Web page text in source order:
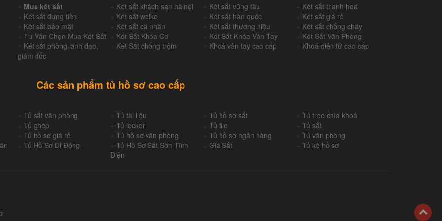
Mua két sắt Két sắt khách sạn hà nội Két sắt vũng tàu
Két sắt thanh hoá
Két sắt đựng tiền Két sắt welko Két sắt hàn quốc
Két sắt giá rẻ
Két sắt bảo mật Két sắt cá nhân Két sắt thương hiệu
Két sắt chống cháy
Tư Vấn Chọn Mua Két Sắt Két Sắt Khóa Cơ Két Sắt Khóa Vân Tay
Két Sắt Văn Phòng
Két sắt phòng lãnh đạo,
giám đốc
Két Sắt chống trộm Khoá vân tay cao cấp Khoá điện tử cao cấp
Các sản phẩm tủ hồ sơ cao cấp
Tủ sắt văn phòng Tủ tài liệu +Tủ hồ sơ sắt
Tủ treo chìa khoá
Tủ ghép Tủ locker +Tủ file
Tủ sắt
Tủ hồ sơ giá rẻ Tủ hồ sơ văn phòng +Tủ hồ sơ ngân hàng
Tủ văn phòng
Tủ Hồ Sơ Di Động
Tủ Hồ Sơ Sắt Sơn Tĩnh
Điện
+Giá Sắt Tủ kệ hồ sơ